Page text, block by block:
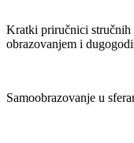
Kratki priručnici stručnih
obrazovanjem i
Samoobrazovanje u